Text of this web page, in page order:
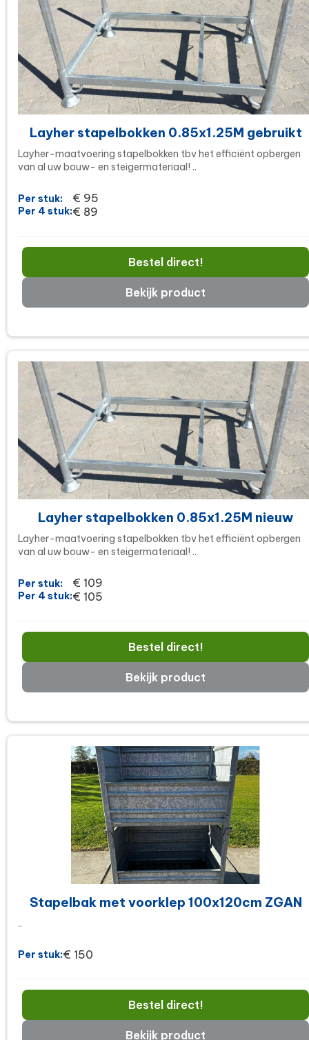
Layher stapelbokken 0.85x1.25M gebruikt
Layher-maatvoering stapelbokken tbv het efficiënt opbergen
van al uw bouw- en steigermateriaal! ..
Per stuk:
Per 4 stuk:
€ 95
€ 89
Bestel direct!
Bekijk product
Layher stapelbokken 0.85x1.25M nieuw
Layher-maatvoering stapelbokken tbv het efficiënt opbergen
van al uw bouw- en steigermateriaal! ..
Per stuk:
Per 4 stuk:
€ 109
€ 105
Bestel direct!
Bekijk product
Stapelbak met voorklep 100x120cm ZGAN
..
Per stuk:€ 150
Bestel direct!
Bekijk product